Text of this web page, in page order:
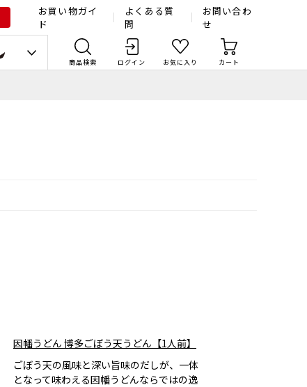
お買い物ガイ
ド
よくある質
問
お問い合わ
せ
商品検索 ログイン お気に入り カート
因幡うどん 博多ごぼう天うどん【1人前】
ごぼう天の風味と深い旨味のだしが、一体
となって味わえる因幡うどんならではの逸